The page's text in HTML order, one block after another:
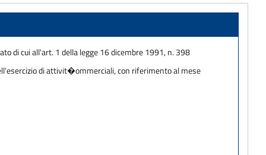
di cui all'art. 1 della legge 16 dicembre 1991, n. 398
di attivit�ommerciali, con riferimento al mese